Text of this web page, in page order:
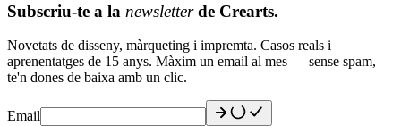
Subscriu-te a la newsletterde Crearts.
Novetats de disseny, màrqueting i impremta. Casos reals i
aprenentatges de 15 anys. Màxim un email al mes — sense spam,
te'n dones de baixa amb un clic.
Email